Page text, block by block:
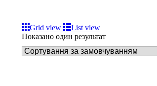
Grid view
List view
Показано один результат